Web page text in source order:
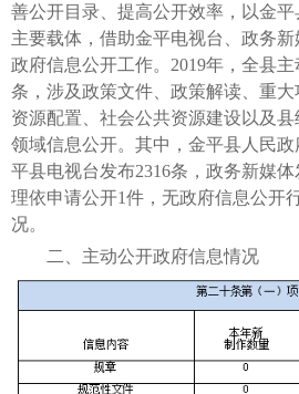
善公开目录、提高公开效率，以金
主要载体，借助金平电视台、政务
政府信息公开工作。2019年，全县
条，涉及政策文件、政策解读、重
资源配置、社会公共资源建设以及
领域信息公开。其中，金平县人民政
平县电视台发布2316条，政务新媒
理依申请公开1件，无政府信息公开
况。
二、主动公开政府信息情况